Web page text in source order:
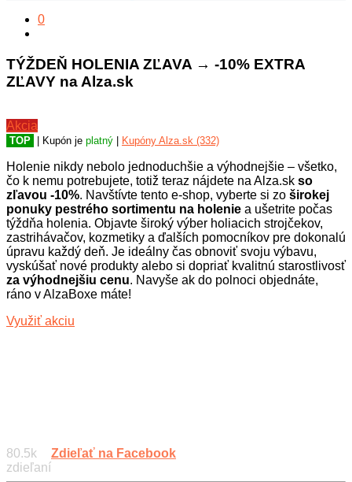
0
TÝŽDEŇ HOLENIA ZĽAVA → -10% EXTRA
ZĽAVY na Alza.sk
Akcia
TOP | Kupón je platný Kupóny Alza.sk (332)
Holenie nikdy nebolo jednoduchšie a výhodnejšie – všetko,
čo k nemu potrebujete, totiž teraz nájdete na Alza.sk so
zľavou -10%. Navštívte tento e-shop, vyberte si zo širokej
ponuky pestrého sortimentu na holenie a ušetrite počas
týždňa holenia. Objavte široký výber holiacich strojčekov,
zastrihávačov, kozmetiky a ďalších pomocníkov pre dokonalú
úpravu každý deň. Je ideálny čas obnoviť svoju výbavu,
vyskúšať nové produkty alebo si dopriať kvalitnú starostlivosť
za výhodnejšiu cenu. Navyše ak do polnoci objednáte,
ráno v AlzaBoxe máte!
Využiť akciu
80.5k
zdieľaní
Zdieľať na Facebook